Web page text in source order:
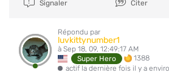
Signaler Citer
Répondu par
luvkittynumber1
à Sep 18, 09, 12:49:17 AM
Super Hero
1388
actif la dernière fois il y a